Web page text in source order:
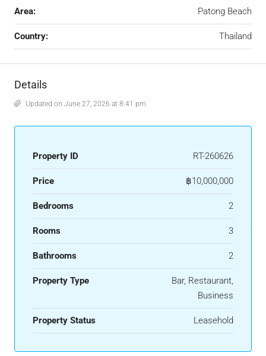
Area: Patong Beach
Country: Thailand
Details
Updated on June 27, 2026 at 8:41 pm
Property ID RT-260626
Price ฿10,000,000
Bedrooms 2
Rooms 3
Bathrooms 2
Property Type
Bar, Restaurant,
Business
Property Status Leasehold